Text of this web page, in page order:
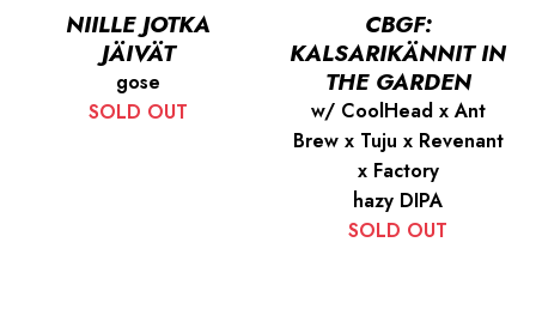
NIILLE JOTKA
JÄIVÄT
gose
SOLD OUT
CBGF:
KALSARIKÄNNIT IN
THE GARDEN
w/ CoolHead x Ant
Brew x Tuju x Revenant
x Factory
hazy DIPA
SOLD OUT